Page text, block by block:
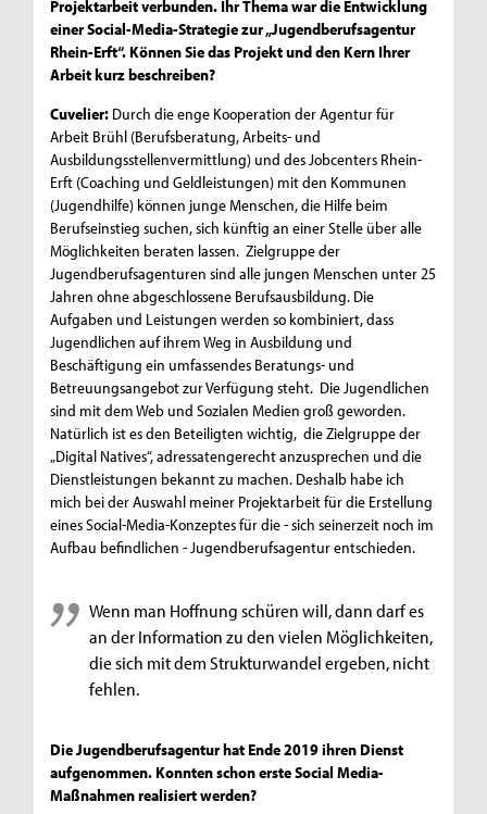
Projektarbeit verbunden. Ihr Thema war die Entwicklung
einer Social-Media-Strategie zur „Jugendberufsagentur
Rhein-Erft“. Können Sie das Projekt und den Kern Ihrer
Arbeit kurz beschreiben?
Cuvelier: Durch die enge Kooperation der Agentur für
Arbeit Brühl (Berufsberatung, Arbeits- und
Ausbildungsstellenvermittlung) und des Jobcenters Rhein-
Erft (Coaching und Geldleistungen) mit den Kommunen
(Jugendhilfe) können junge Menschen, die Hilfe beim
Berufseinstieg suchen, sich künftig an einer Stelle über alle
Möglichkeiten beraten lassen. Zielgruppe der
Jugendberufsagenturen sind alle jungen Menschen unter 25
Jahren ohne abgeschlossene Berufsausbildung. Die
Aufgaben und Leistungen werden so kombiniert, dass
Jugendlichen auf ihrem Weg in Ausbildung und
Beschäftigung ein umfassendes Beratungs- und
Betreuungsangebot zur Verfügung steht. Die Jugendlichen
sind mit dem Web und Sozialen Medien groß geworden.
Natürlich ist es den Beteiligten wichtig, die Zielgruppe der
„Digital Natives“, adressatengerecht anzusprechen und die
Dienstleistungen bekannt zu machen. Deshalb habe ich
mich bei der Auswahl meiner Projektarbeit für die Erstellung
eines Social-Media-Konzeptes für die - sich seinerzeit noch im
Aufbau befindlichen - Jugendberufsagentur entschieden.
Wenn man Hoffnung schüren will, dann darf es
an der Information zu den vielen Möglichkeiten,
die sich mit dem Strukturwandel ergeben, nicht
fehlen.
Die Jugendberufsagentur hat Ende 2019 ihren Dienst
aufgenommen. Konnten schon erste Social Media-
Maßnahmen realisiert werden?